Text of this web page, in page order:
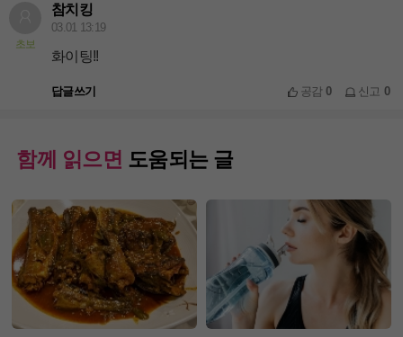
초보
참치킹
03.01 13:19
화이팅!!
답글쓰기 공감0 신고 0
함께 읽으면 도움되는 글